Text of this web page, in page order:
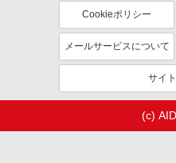
Cookieポリシー
メールサービスについて
サイ
(c)